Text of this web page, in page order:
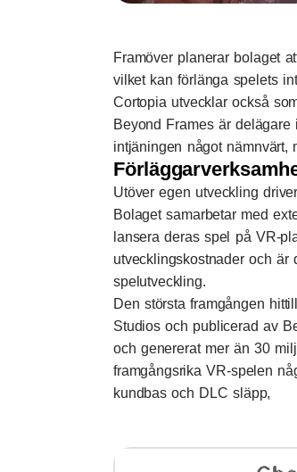
Framöver planerar bolaget
vilket kan förlänga spelets
Cortopia utvecklar också
Beyond Frames är
intjäningen något nämnvärt,
Utöver egen utveckling
Bolaget samarbetar med
lansera deras spel på VR-
utvecklingskostnader och är
spelutveckling.
Den största framgången
Studios och publicerad av
och genererat mer än 30
framgångsrika VR-spelen
kundbas och DLC släpp,